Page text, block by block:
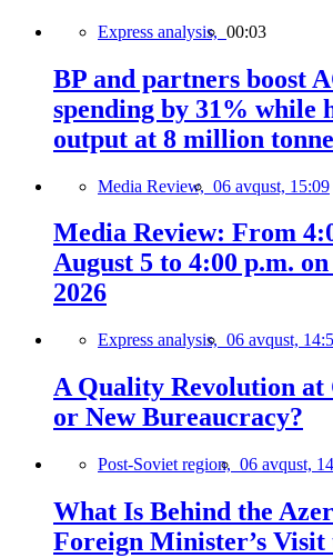
Express analysis, 00:03
BP and partners boost
spending by 31% while
output at 8 million
Media Review, 06 avqust, 15:09
Media Review: From
August 5 to 4:00 p.m.
2026
Express analysis, 06 avqust,
A Quality Revolution
or New Bureaucracy?
Post-Soviet region, 06 avqust,
What Is Behind the
Foreign Minister’s